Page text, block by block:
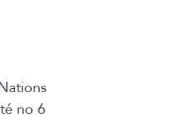
no 6